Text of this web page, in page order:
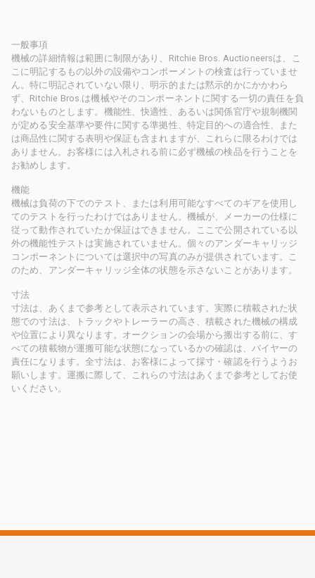
一般事項
機械の詳細情報は範囲に制限があり、Ritchie Bros. Auctioneersは、こ
こに明記するもの以外の設備やコンポーメントの検査は行っていませ
ん。特に明記されていない限り、明示的または黙示的かにかかわら
ず、Ritchie Bros.は機械やそのコンポーネントに関する一切の責任を負
わないものとします。機能性、快適性、あるいは関係官庁や規制機関
が定める安全基準や要件に関する準拠性、特定目的への適合性、また
は商品性に関する表明や保証も含まれますが、これらに限るわけでは
ありません。お客様には入札される前に必ず機械の検品を行うことを
お勧めします。
機能
機械は負荷の下でのテスト、または利用可能なすべてのギアを使用し
てのテストを行ったわけではありません。機械が、メーカーの仕様に
従って動作されていたか保証はできません。ここで公開されている以
外の機能性テストは実施されていません。個々のアンダーキャリッジ
コンポーネントについては選択中の写真のみが提供されています。こ
のため、アンダーキャリッジ全体の状態を示さないことがあります。
寸法
寸法は、あくまで参考として表示されています。実際に積載された状
態での寸法は、トラックやトレーラーの高さ、積載された機械の構成
や位置により異なります。オークションの会場から搬出する前に、す
べての積載物が運搬可能な状態になっているかの確認は、バイヤーの
責任になります。全寸法は、お客様によって採寸・確認を行うようお
願いします。運搬に際して、これらの寸法はあくまで参考としてお使
いください。